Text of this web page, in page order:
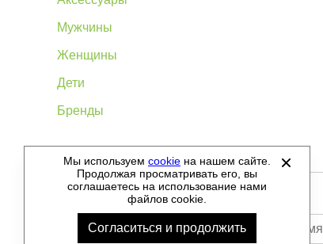
Мужчины
Женщины
Дети
Бренды
©2012-2026 - Sellgroup.ru - все права защищены.
Мы используем cookie на нашем сайте.
Продолжая просматривать его, вы
соглашаетесь на использование нами
файлов cookie.
Согласиться и продолжить Ваше имя